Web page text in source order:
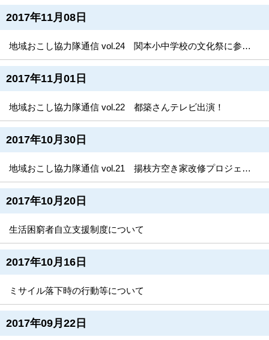
2017年11月08日
地域おこし協力隊通信 vol.24 関本小中学校の文化祭に参加しました！
2017年11月01日
地域おこし協力隊通信 vol.22 都築さんテレビ出演！
2017年10月30日
地域おこし協力隊通信 vol.21 揚枝方空き家改修プロジェクト始動！
2017年10月20日
生活困窮者自立支援制度について
2017年10月16日
ミサイル落下時の行動等について
2017年09月22日